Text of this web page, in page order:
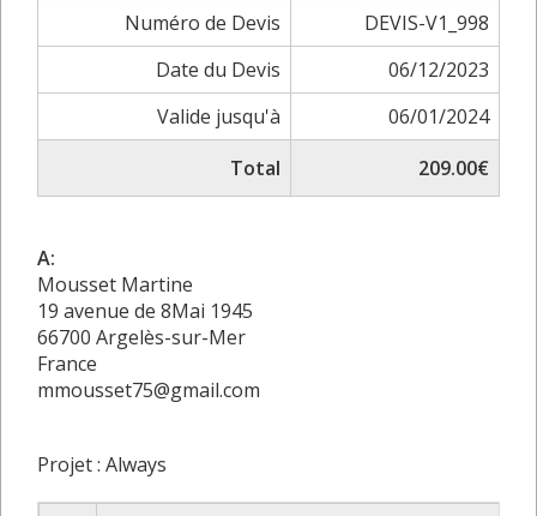
Numéro de Devis
DEVIS-V1_998
Date du Devis
06/12/2023
Valide jusqu'à
06/01/2024
Total
209.00€
A:
Mousset Martine
19 avenue de 8Mai 1945
66700 Argelès-sur-Mer
France
mmousset75@gmail.com
Projet : Always